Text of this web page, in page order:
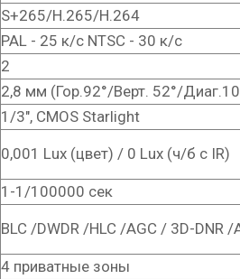
S+265/H.265/H.264
PAL - 25 к/с NTSC - 30 к/с
2
2,8 мм (Гор.92°/Верт. 52°/
1/3", CMOS Starlight
0,001 Lux (цвет) / 0 Lux (ч/б c IR)
1-1/100000 сек
BLC /DWDR /HLC /AGC / 3D-DNR
4 приватные зоны